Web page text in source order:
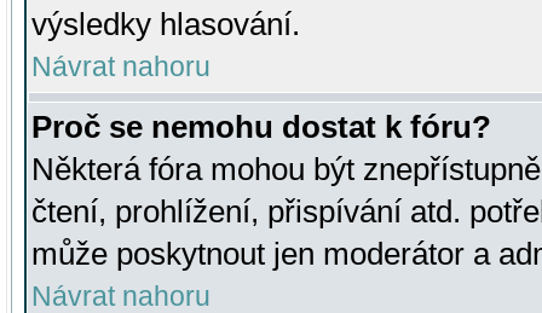
výsledky hlasování.
Návrat nahoru
Proč se nemohu dostat k fóru?
Některá fóra mohou být
čtení, prohlížení, přispívání atd.
může poskytnout jen moderátor a
Návrat nahoru